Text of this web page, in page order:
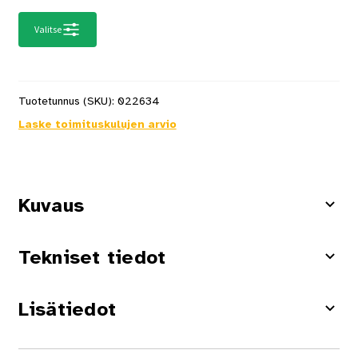
Valitse
Tuotetunnus (SKU): 022634
Laske toimituskulujen arvio
Kuvaus
Tekniset tiedot
Lisätiedot